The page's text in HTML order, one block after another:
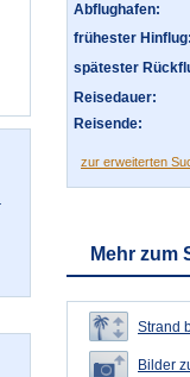
Abflughafen:
frühester Hinflug:
spätester
Reisedauer:
Reisende:
zur erweiterten
Mehr zum
Strand
Bilder